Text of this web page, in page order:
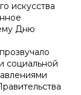
искусства
Дню
социальной